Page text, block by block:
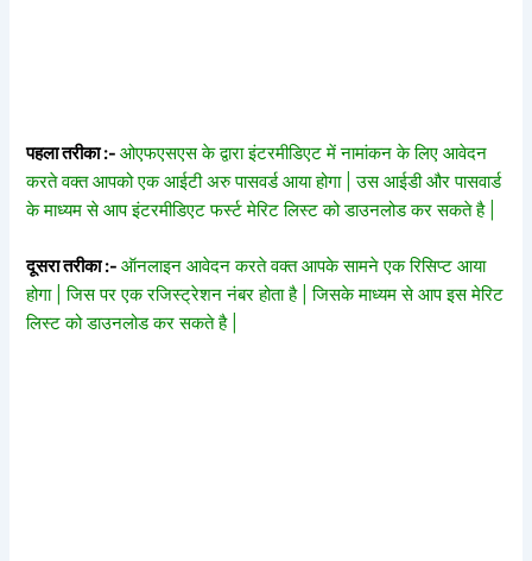
पहला तरीका :- ओएफएसएस के द्वारा इंटरमीडिएट में नामांकन के लिए आवेदन
करते वक्त आपको एक आईटी अरु पासवर्ड आया होगा | उस आईडी और पासवार्ड
के माध्यम से आप इंटरमीडिएट फर्स्ट मेरिट लिस्ट को डाउनलोड कर सकते है |
दूसरा तरीका :- ऑनलाइन आवेदन करते वक्त आपके सामने एक रिसिप्ट आया
होगा | जिस पर एक रजिस्ट्रेशन नंबर होता है | जिसके माध्यम से आप इस मेरिट
लिस्ट को डाउनलोड कर सकते है |